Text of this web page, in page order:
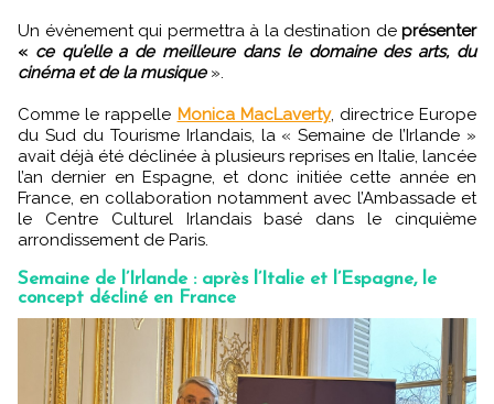
Un évènement qui permettra à la destination de présenter
« ce qu’elle a de meilleure dans le domaine des arts, du
cinéma et de la musique».
Comme le rappelle Monica MacLaverty, directrice Europe
du Sud du Tourisme Irlandais, la « Semaine de l’Irlande »
avait déjà été déclinée à plusieurs reprises en Italie, lancée
l’an dernier en Espagne, et donc initiée cette année en
France, en collaboration notamment avec l’Ambassade et
le Centre Culturel Irlandais basé dans le cinquième
arrondissement de Paris.
Semaine de l’Irlande : après l’Italie et l’Espagne, le
concept décliné en France